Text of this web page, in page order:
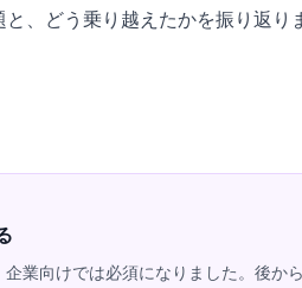
、どう乗り越えたかを振り返り
業向けでは必須になりました。後か